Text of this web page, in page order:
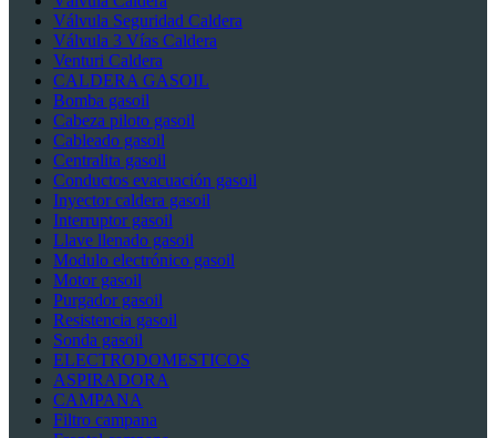
Válvula Seguridad Caldera
Válvula 3 Vías Caldera
Venturi Caldera
CALDERA GASOIL
Bomba gasoil
Cabeza piloto gasoil
Cableado gasoil
Centralita gasoil
Conductos evacuación gasoil
Inyector caldera gasoil
Interruptor gasoil
Llave llenado gasoil
Modulo electrónico gasoil
Motor gasoil
Purgador gasoil
Resistencia gasoil
Sonda gasoil
ELECTRODOMESTICOS
ASPIRADORA
CAMPANA
Filtro campana